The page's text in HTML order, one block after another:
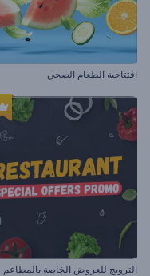
افتتاحية الطعام الصحي
الترويج للعروض الخاصة بالمطاعم